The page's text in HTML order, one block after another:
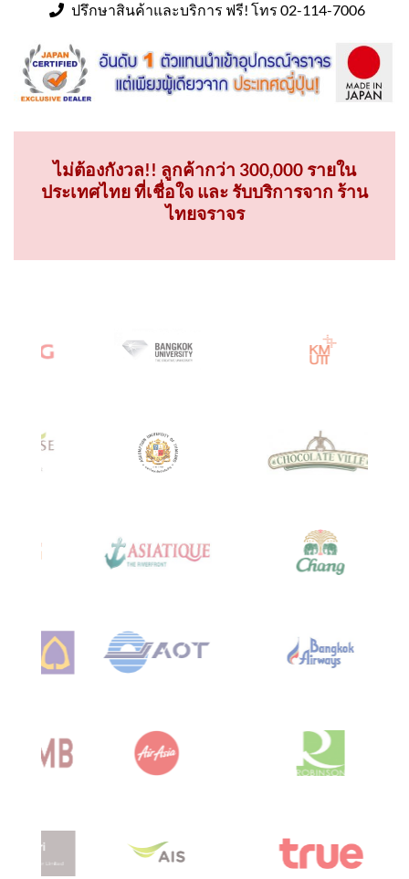
ปรึกษาสินค้าและบริการ ฟรี! โทร 02-114-7006
ไม่ต้องกังวล!! ลูกค้ากว่า 300,000 รายใน
ประเทศไทย ที่เชื่อใจ และ รับบริการจาก ร้าน
ไทยจราจร